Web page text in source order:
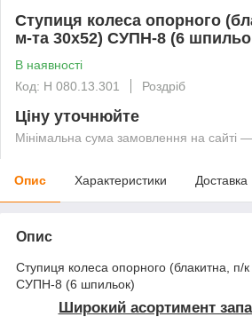
Ступиця колеса опорного
м-та 30х52) СУПН-8 (6
В наявності
Код: Н 080.13.301
Роздріб
Ціну уточнюйте
Мінімальна сума замовлення на сайті
Опис Характеристики Доставка
Опис
Ступиця колеса опорного (блакитна, п/
СУПН-8 (6 шпильок)
Широкий асортимент